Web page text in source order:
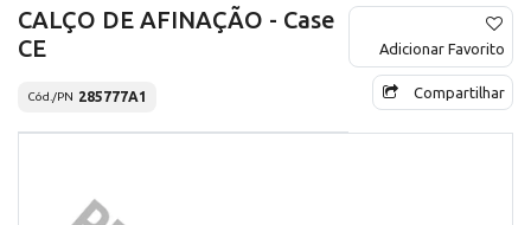
CALÇO DE AFINAÇÃO - Case
CE
Cód./PN 285777A1
Adicionar Favorito
Compartilhar